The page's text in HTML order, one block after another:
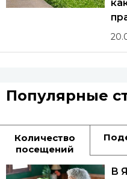
Популярные
Количество
посещений
В